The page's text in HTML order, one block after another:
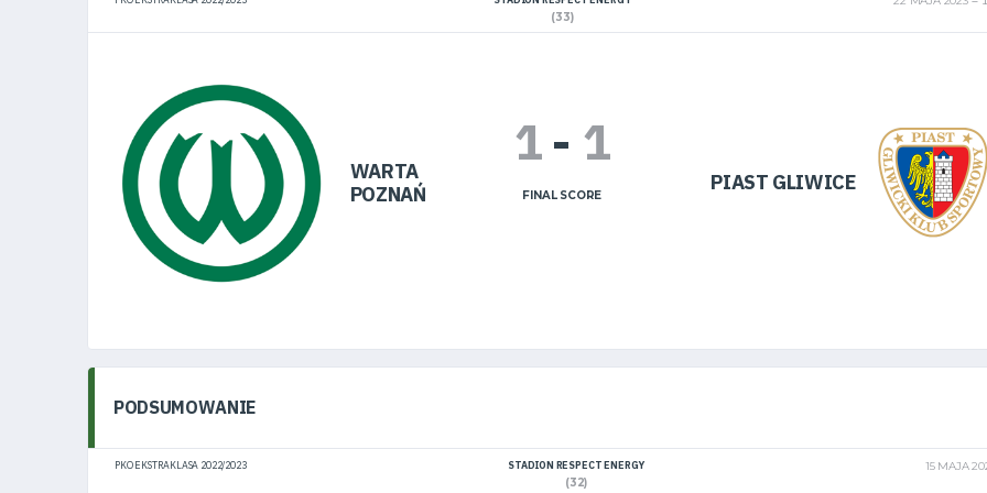
(33)
WARTA
POZNAŃ
PIAST GLIWICE
1- 1
FINAL SCORE
PODSUMOWANIE
PKO EKSTRAKLASA 2022/2023 STADION RESPECT ENERGY 15 MAJA
(32)